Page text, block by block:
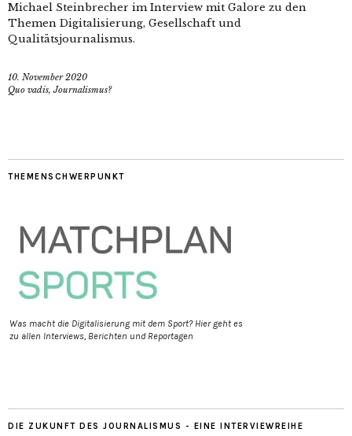
Michael Steinbrecher im Interview mit Galore zu den
Themen Digitalisierung, Gesellschaft und
Qualitätsjournalismus.
10. November 2020
Quo vadis, Journalismus?
THEMENSCHWERPUNKT
Was macht die Digitalisierung mit dem Sport? Hier geht es
zu allen Interviews, Berichten und Reportagen
DIE ZUKUNFT DES JOURNALISMUS - EINE INTERVIEWREIHE